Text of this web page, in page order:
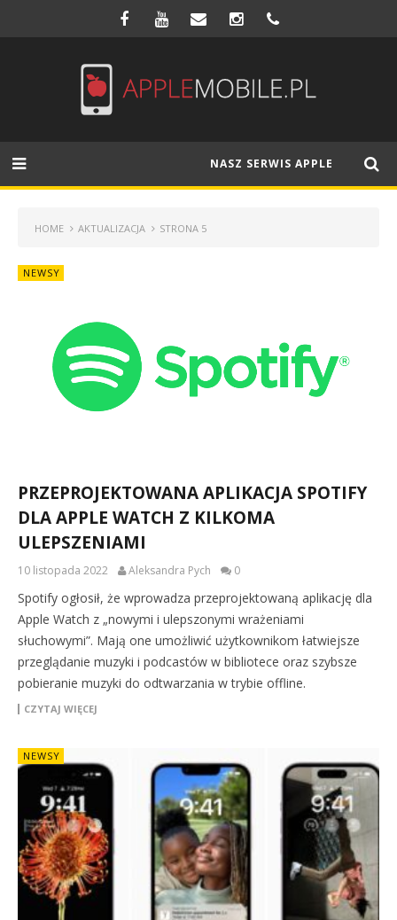
NASZ SERWIS APPLE
HOME AKTUALIZACJA STRONA 5
NEWSY
PRZEPROJEKTOWANA APLIKACJA SPOTIFY
DLA APPLE WATCH Z KILKOMA
ULEPSZENIAMI
10 listopada 2022 Aleksandra Pych 0
Spotify ogłosił, że wprowadza przeprojektowaną aplikację dla
Apple Watch z „nowymi i ulepszonymi wrażeniami
słuchowymi”. Mają one umożliwić użytkownikom łatwiejsze
przeglądanie muzyki i podcastów w bibliotece oraz szybsze
pobieranie muzyki do odtwarzania w trybie offline.
CZYTAJ WIĘCEJ
NEWSY